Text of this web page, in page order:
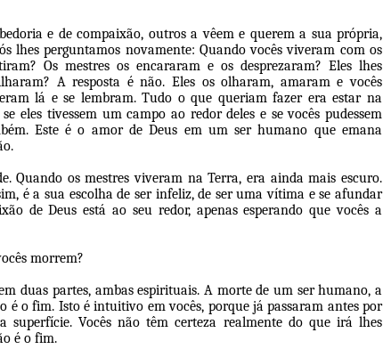
e de compaixão, outros a vêem e querem a sua própria,
lhes perguntamos novamente: Quando vocês viveram com os
Os mestres os encararam e os desprezaram? Eles lhes
A resposta é não. Eles os olharam, amaram e vocês
lá e se lembram. Tudo o que queriam fazer era estar na
eles tivessem um campo ao redor deles e se vocês pudessem
Este é o amor de Deus em um ser humano que emana
Quando os mestres viveram na Terra, era ainda mais escuro.
é a sua escolha de ser infeliz, de ser uma vítima e se afundar
de Deus está ao seu redor, apenas esperando que vocês a
morrem?
duas partes, ambas espirituais. A morte de um ser humano, a
é o fim. Isto é intuitivo em vocês, porque já passaram antes por
superfície. Vocês não têm certeza realmente do que irá lhes
é o fim.